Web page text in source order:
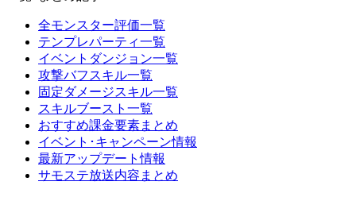
全モンスター評価一覧
テンプレパーティ一覧
イベントダンジョン一覧
攻撃バフスキル一覧
固定ダメージスキル一覧
スキルブースト一覧
おすすめ課金要素まとめ
イベント･キャンペーン情報
最新アップデート情報
サモステ放送内容まとめ